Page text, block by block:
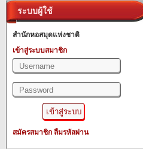
ระบบผู้ใช้
สำนักหอสมุดแห่งชาติ
เข้าสู่ระบบสมาชิก
สมัครสมาชิก ลืมรหัสผ่าน